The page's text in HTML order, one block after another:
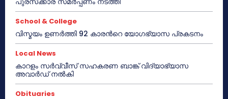
School & College
വിസ്മയം ഉണർത്തി 92 കാരൻറെ യോഗഭ്യാസ പ്രകടനം
Local News
കാറളം സർവ്വീസ് സഹകരണ ബാങ്ക് വിദ്യാഭ്യാസ
അവാർഡ് നൽകി
Obituaries